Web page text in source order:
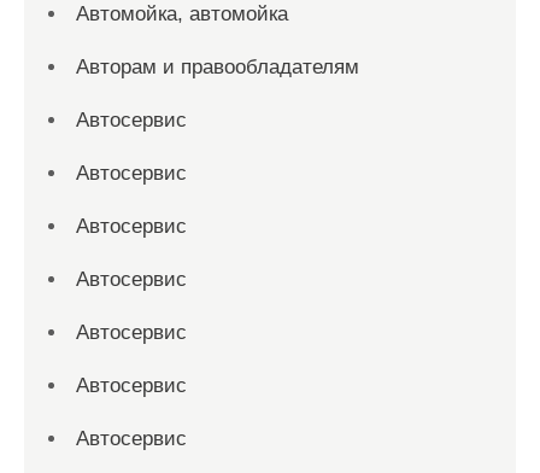
Автомойка, автомойка
Авторам и правообладателям
Автосервис
Автосервис
Автосервис
Автосервис
Автосервис
Автосервис
Автосервис